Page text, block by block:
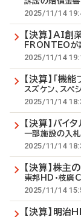
2025/11/14
【決算】AI創
FRONTEOが
2025/11/14
【決算】「機
スズケン、スペ
2025/11/14
【決算】バイ
一部施設の入
2025/11/14
【決算】株主
東邦HD・枝廣
2025/11/14
【決算】明